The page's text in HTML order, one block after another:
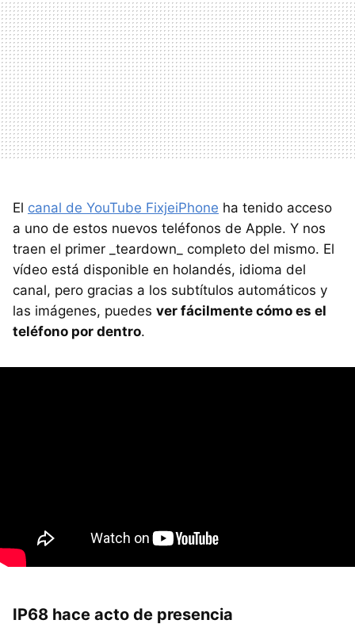
El canal de YouTube FixjeiPhone ha tenido acceso
a uno de estos nuevos teléfonos de Apple. Y nos
traen el primer _teardown_ completo del mismo. El
vídeo está disponible en holandés, idioma del
canal, pero gracias a los subtítulos automáticos y
las imágenes, puedes ver fácilmente cómo es el
teléfono por dentro.
IP68 hace acto de presencia